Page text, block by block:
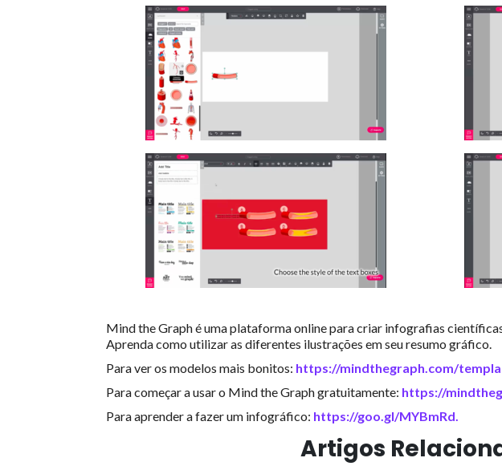
Mind the Graph é uma plataforma online para criar infografias
Aprenda como utilizar as diferentes ilustrações em seu resumo gráfico.
Para ver os modelos mais bonitos: https://mindthegraph.com/
Para começar a usar o Mind the Graph gratuitamente: https://
Para aprender a fazer um infográfico: https://goo.gl/MYBmRd.
Artigos